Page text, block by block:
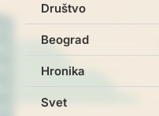
Društvo
Beograd
Hronika
Svet